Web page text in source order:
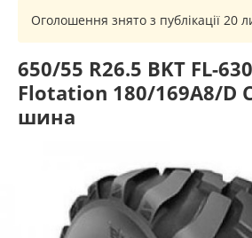
Оголошення знято з публікації 20
650/55 R26.5 BKT FL-
Flotation 180/169A8/D
шина